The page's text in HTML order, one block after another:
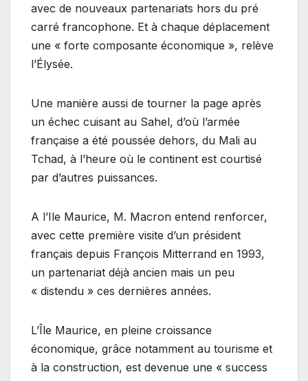
avec de nouveaux partenariats hors du pré
carré francophone. Et à chaque déplacement
une « forte composante économique », relève
l’Élysée.
Une manière aussi de tourner la page après
un échec cuisant au Sahel, d’où l’armée
française a été poussée dehors, du Mali au
Tchad, à l’heure où le continent est courtisé
par d’autres puissances.
A l’Ile Maurice, M. Macron entend renforcer,
avec cette première visite d’un président
français depuis François Mitterrand en 1993,
un partenariat déjà ancien mais un peu
« distendu » ces dernières années.
L’Île Maurice, en pleine croissance
économique, grâce notamment au tourisme et
à la construction, est devenue une « success